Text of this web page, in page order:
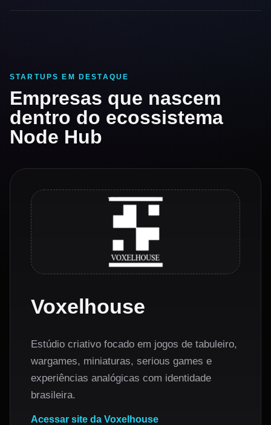
STARTUPS EM DESTAQUE
Empresas que nascem
dentro do ecossistema
Node Hub
Voxelhouse
Estúdio criativo focado em jogos de tabuleiro,
wargames, miniaturas, serious games e
experiências analógicas com identidade
brasileira.
Acessar site da Voxelhouse